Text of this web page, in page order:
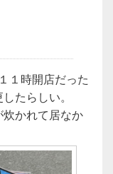
１時開店だった
たらしい。
かれて居なか